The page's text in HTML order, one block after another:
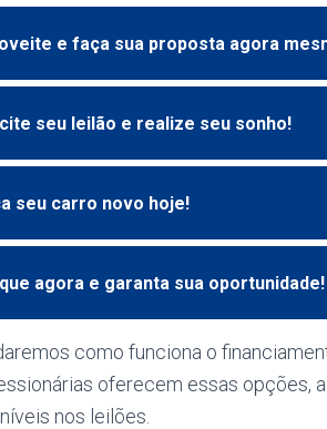
e faça sua proposta agora
seu leilão e realize seu sonho!
seu carro novo hoje!
agora e garanta sua oportunidade!
como funciona o
oferecem essas opções,
nos leilões.